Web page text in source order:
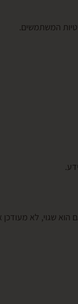
המשתמשים.
שגוי, לא מעודכן